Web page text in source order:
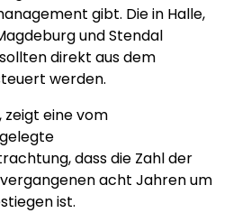
gibt. Die in Halle,
und Stendal
direkt aus dem
werden.
, zeigt eine vom
dass die Zahl der
vergangenen acht Jahren um
ist.